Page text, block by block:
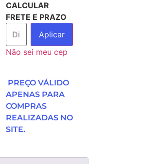
CALCULAR
FRETE E PRAZO
Aplicar
Não sei meu cep
PREÇO VÁLIDO
APENAS PARA
COMPRAS
REALIZADAS NO
SITE.